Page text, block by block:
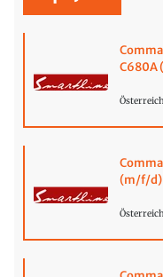
(m/f/d)